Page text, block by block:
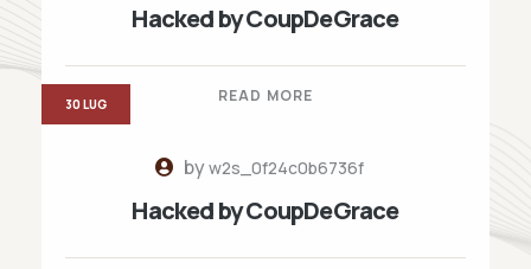
Hacked by CoupDeGrace
READ MORE
byw2s_0f24c0b6736f
Hacked by CoupDeGrace
30 LUG